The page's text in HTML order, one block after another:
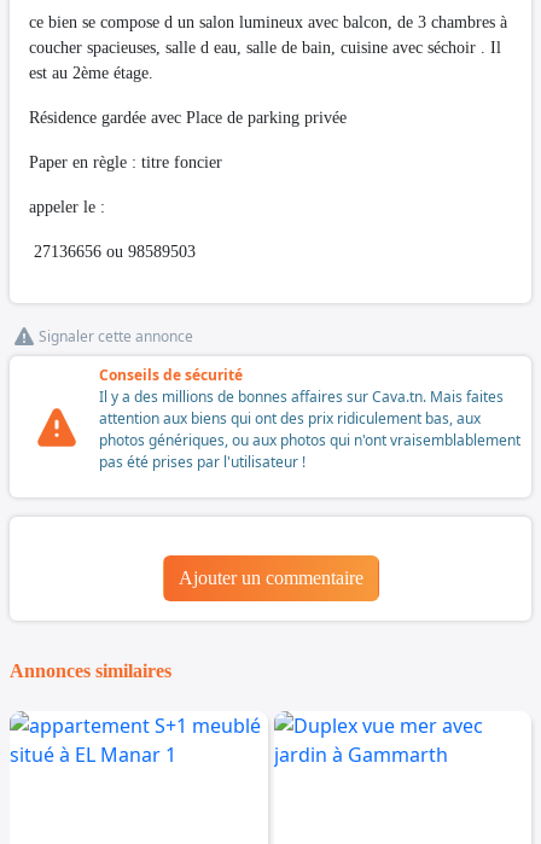
ce bien se compose d un salon lumineux avec balcon, de 3 chambres à
coucher spacieuses, salle d eau, salle de bain, cuisine avec séchoir . Il
est au 2ème étage.
Résidence gardée avec Place de parking privée
Paper en règle : titre foncier
appeler le :
27136656 ou 98589503
Signaler cette annonce
Conseils de sécurité
Il y a des millions de bonnes affaires sur Cava.tn. Mais faites
attention aux biens qui ont des prix ridiculement bas, aux
photos génériques, ou aux photos qui n'ont vraisemblablement
pas été prises par l'utilisateur !
Ajouter un commentaire
Annonces similaires